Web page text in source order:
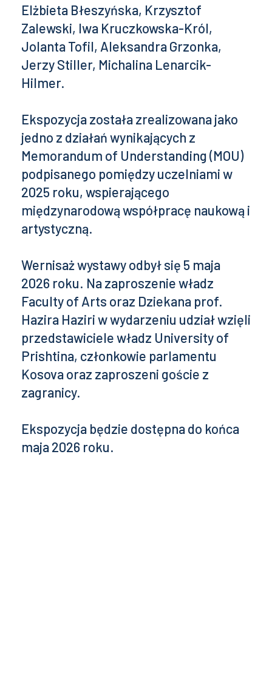
Elżbieta Błeszyńska, Krzysztof
Zalewski, Iwa Kruczkowska-Król,
Jolanta Tofil, Aleksandra Grzonka,
Jerzy Stiller, Michalina Lenarcik-
Hilmer.
Ekspozycja została zrealizowana jako
jedno z działań wynikających z
Memorandum of Understanding (MOU)
podpisanego pomiędzy uczelniami w
2025 roku, wspierającego
międzynarodową współpracę naukową i
artystyczną.
Wernisaż wystawy odbył się 5 maja
2026 roku. Na zaproszenie władz
Faculty of Arts oraz Dziekana prof.
Hazira Haziri w wydarzeniu udział wzięli
przedstawiciele władz University of
Prishtina, członkowie parlamentu
Kosova oraz zaproszeni goście z
zagranicy.
Ekspozycja będzie dostępna do końca
maja 2026 roku.